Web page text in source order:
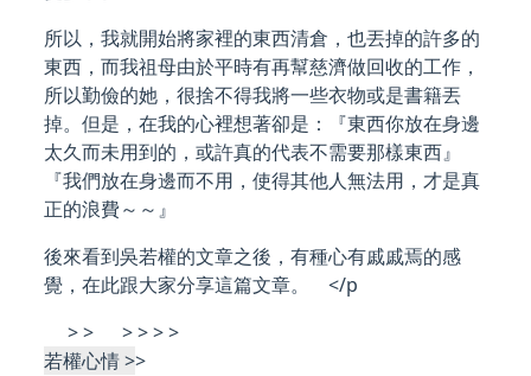
所以，我就開始將家裡的東西清倉，也丟掉的許多的
東西，而我祖母由於平時有再幫慈濟做回收的工作，
所以勤儉的她，很捨不得我將一些衣物或是書籍丟
掉。但是，在我的心裡想著卻是：『東西你放在身邊
太久而未用到的，或許真的代表不需要那樣東西』
『我們放在身邊而不用，使得其他人無法用，才是真
正的浪費～～』
後來看到吳若權的文章之後，有種心有戚戚焉的感
覺，在此跟大家分享這篇文章。 </p
> > > > > >
若權心情 >>